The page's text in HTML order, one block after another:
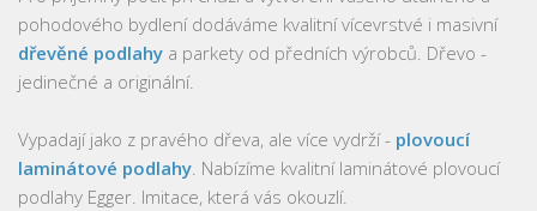
pohodového bydlení dodáváme kvalitní vícevrstvé i masivní
dřevěné podlahy a parkety od předních výrobců. Dřevo -
jedinečné a originální.
Vypadají jako z pravého dřeva, ale více vydrží - plovoucí
laminátové podlahy . Nabízíme kvalitní laminátové plovoucí
podlahy Egger. Imitace, která vás okouzlí.